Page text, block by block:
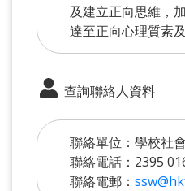
及建立正向思維，
達至正向心理質素
查詢聯絡人資料
聯絡單位：學校社
聯絡電話：2395
聯絡電郵：